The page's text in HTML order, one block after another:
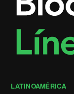
LATINOAMÉRICA